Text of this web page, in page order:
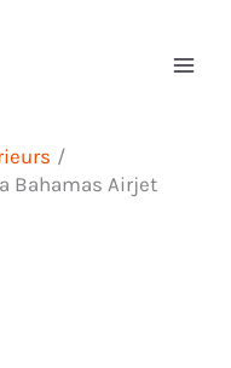
Bahamas Airjet